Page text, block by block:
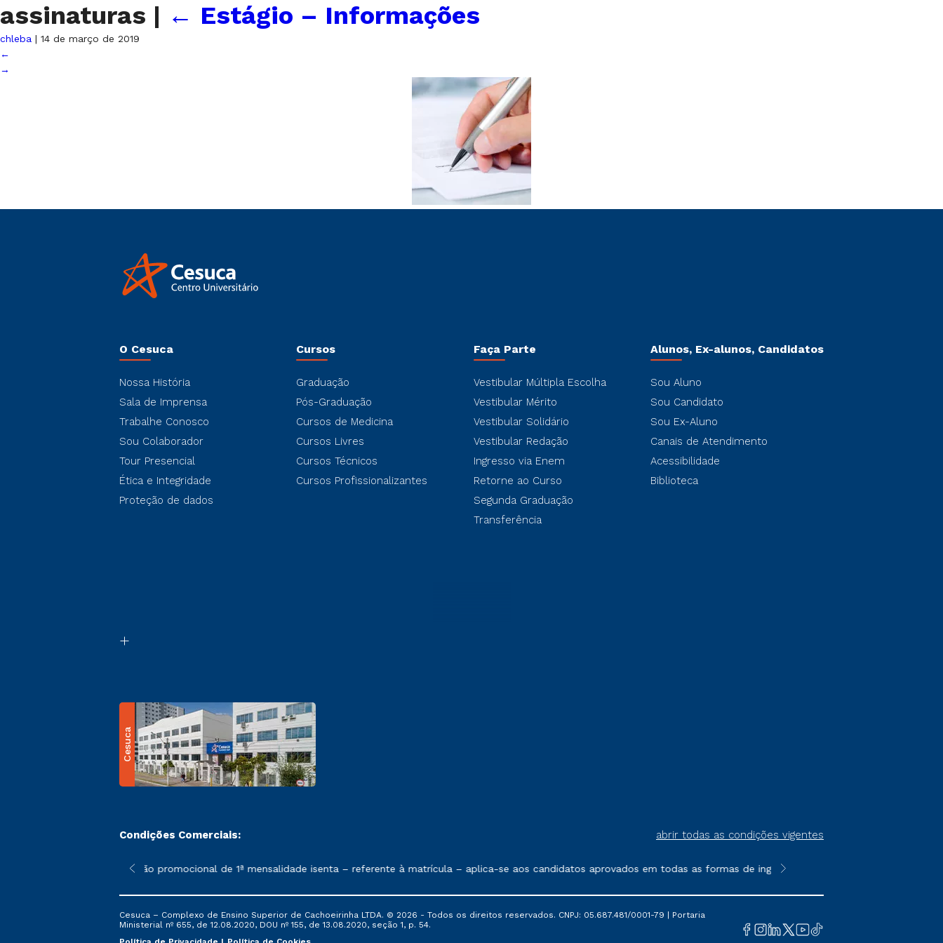
assinaturas | ← Estágio – Informações
chleba | 14 de março de 2019
←
→
O Cesuca
Nossa História
Sala de Imprensa
Trabalhe Conosco
Sou Colaborador
Tour Presencial
Ética e Integridade
Proteção de dados
Cursos
Graduação
Pós-Graduação
Cursos de Medicina
Cursos Livres
Cursos Técnicos
Cursos Profissionalizantes
Faça Parte
Vestibular Múltipla Escolha
Vestibular Mérito
Vestibular Solidário
Vestibular Redação
Ingresso via Enem
Retorne ao Curso
Segunda Graduação
Transferência
Alunos, Ex-alunos, Candidatos
Sou Aluno
Sou Candidato
Sou Ex-Aluno
Canais de Atendimento
Acessibilidade
Biblioteca
Cesuca
Condições Comerciais: abrir todas as condições vigentes
sofrer alterações nos períodos de rematrícula conforme exposto no contrato de prestação de serviços
*A condição promocional de 1ª mensalidade isenta – referente à matrícula – aplica-se aos candidatos aprovados em todas as formas de ingresso, exceto na prova on-line
**Semipresencial é um formato do
Cesuca – Complexo de Ensino Superior de Cachoeirinha LTDA. © 2026 - Todos os direitos reservados. CNPJ: 05.687.481/0001-79 | Portaria
Ministerial nº 655, de 12.08.2020, DOU nº 155, de 13.08.2020, seção 1, p. 54.